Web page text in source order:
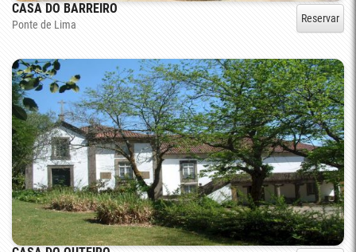
CASA DO BARREIRO
Ponte de Lima Reservar